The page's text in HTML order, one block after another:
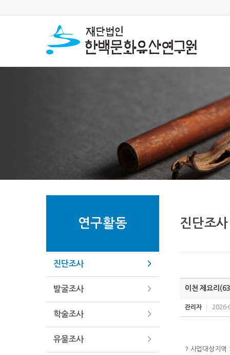
연구활동
진단조사
발굴조사
학술조사
유물조사
진단조사
이천 제요리
관리자 2026-
? 사업대상지역